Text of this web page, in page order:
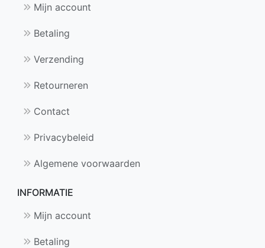
Mijn account
Betaling
Verzending
Retourneren
Contact
Privacybeleid
Algemene voorwaarden
INFORMATIE
Mijn account
Betaling